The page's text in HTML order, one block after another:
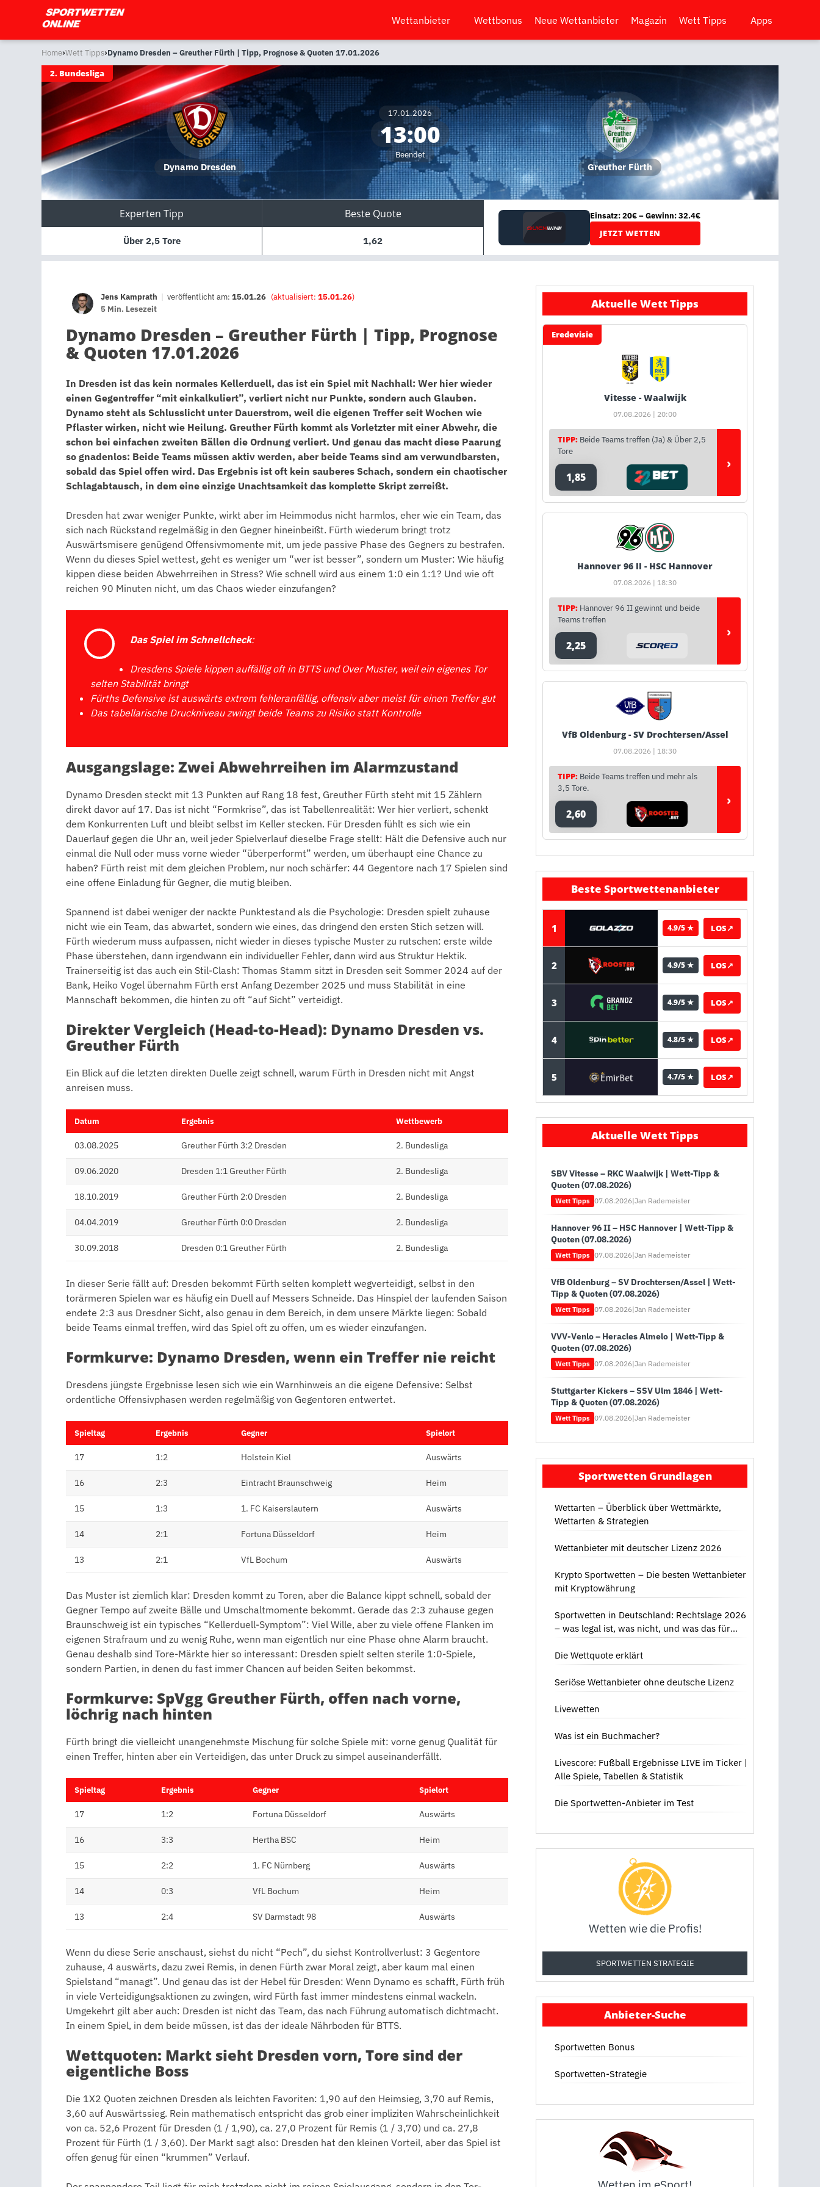
Wettanbieter Wettbonus Neue Wettanbieter Magazin Wett Tipps Apps
Home›Wett Tipps›Dynamo Dresden – Greuther Fürth | Tipp, Prognose & Quoten 17.01.2026
2. Bundesliga
Dynamo Dresden
17.01.2026
13:00
Beendet
Greuther Fürth
Experten Tipp Beste Quote
Über 2,5 Tore 1,62
Einsatz: 20€ – Gewinn: 32.4€
JETZT WETTEN
Jens Kamprath | veröffentlicht am: 15.01.26 (aktualisiert: 15.01.26)
5 Min. Lesezeit
Dynamo Dresden – Greuther Fürth | Tipp, Prognose
& Quoten 17.01.2026
In Dresden ist das kein normales Kellerduell, das ist ein Spiel mit Nachhall: Wer hier wieder
einen Gegentreffer “mit einkalkuliert”, verliert nicht nur Punkte, sondern auch Glauben.
Dynamo steht als Schlusslicht unter Dauerstrom, weil die eigenen Treffer seit Wochen wie
Pflaster wirken, nicht wie Heilung. Greuther Fürth kommt als Vorletzter mit einer Abwehr, die
schon bei einfachen zweiten Bällen die Ordnung verliert. Und genau das macht diese Paarung
so gnadenlos: Beide Teams müssen aktiv werden, aber beide Teams sind am verwundbarsten,
sobald das Spiel offen wird. Das Ergebnis ist oft kein sauberes Schach, sondern ein chaotischer
Schlagabtausch, in dem eine einzige Unachtsamkeit das komplette Skript zerreißt.
Dresden hat zwar weniger Punkte, wirkt aber im Heimmodus nicht harmlos, eher wie ein Team, das
sich nach Rückstand regelmäßig in den Gegner hineinbeißt. Fürth wiederum bringt trotz
Auswärtsmisere genügend Offensivmomente mit, um jede passive Phase des Gegners zu bestrafen.
Wenn du dieses Spiel wettest, geht es weniger um “wer ist besser”, sondern um Muster: Wie häufig
kippen diese beiden Abwehrreihen in Stress? Wie schnell wird aus einem 1:0 ein 1:1? Und wie oft
reichen 90 Minuten nicht, um das Chaos wieder einzufangen?
Das Spiel im Schnellcheck:
Dresdens Spiele kippen auffällig oft in BTTS und Over Muster, weil ein eigenes Tor
selten Stabilität bringt
Fürths Defensive ist auswärts extrem fehleranfällig, offensiv aber meist für einen Treffer gut
Das tabellarische Druckniveau zwingt beide Teams zu Risiko statt Kontrolle
Ausgangslage: Zwei Abwehrreihen im Alarmzustand
Dynamo Dresden steckt mit 13 Punkten auf Rang 18 fest, Greuther Fürth steht mit 15 Zählern
direkt davor auf 17. Das ist nicht “Formkrise”, das ist Tabellenrealität: Wer hier verliert, schenkt
dem Konkurrenten Luft und bleibt selbst im Keller stecken. Für Dresden fühlt es sich wie ein
Dauerlauf gegen die Uhr an, weil jeder Spielverlauf dieselbe Frage stellt: Hält die Defensive auch nur
einmal die Null oder muss vorne wieder “überperformt” werden, um überhaupt eine Chance zu
haben? Fürth reist mit dem gleichen Problem, nur noch schärfer: 44 Gegentore nach 17 Spielen sind
eine offene Einladung für Gegner, die mutig bleiben.
Spannend ist dabei weniger der nackte Punktestand als die Psychologie: Dresden spielt zuhause
nicht wie ein Team, das abwartet, sondern wie eines, das dringend den ersten Stich setzen will.
Fürth wiederum muss aufpassen, nicht wieder in dieses typische Muster zu rutschen: erste wilde
Phase überstehen, dann irgendwann ein individueller Fehler, dann wird aus Struktur Hektik.
Trainerseitig ist das auch ein Stil-Clash: Thomas Stamm sitzt in Dresden seit Sommer 2024 auf der
Bank, Heiko Vogel übernahm Fürth erst Anfang Dezember 2025 und muss Stabilität in eine
Mannschaft bekommen, die hinten zu oft “auf Sicht” verteidigt.
Direkter Vergleich (Head-to-Head): Dynamo Dresden vs.
Greuther Fürth
Ein Blick auf die letzten direkten Duelle zeigt schnell, warum Fürth in Dresden nicht mit Angst
anreisen muss.
Datum Ergebnis Wettbewerb
03.08.2025 Greuther Fürth 3:2 Dresden 2. Bundesliga
09.06.2020 Dresden 1:1 Greuther Fürth 2. Bundesliga
18.10.2019 Greuther Fürth 2:0 Dresden 2. Bundesliga
04.04.2019 Greuther Fürth 0:0 Dresden 2. Bundesliga
30.09.2018 Dresden 0:1 Greuther Fürth 2. Bundesliga
In dieser Serie fällt auf: Dresden bekommt Fürth selten komplett wegverteidigt, selbst in den
torärmeren Spielen war es häufig ein Duell auf Messers Schneide. Das Hinspiel der laufenden Saison
endete 2:3 aus Dresdner Sicht, also genau in dem Bereich, in dem unsere Märkte liegen: Sobald
beide Teams einmal treffen, wird das Spiel oft zu offen, um es wieder einzufangen.
Formkurve: Dynamo Dresden, wenn ein Treffer nie reicht
Dresdens jüngste Ergebnisse lesen sich wie ein Warnhinweis an die eigene Defensive: Selbst
ordentliche Offensivphasen werden regelmäßig von Gegentoren entwertet.
Spieltag Ergebnis Gegner Spielort
17 1:2 Holstein Kiel Auswärts
16 2:3 Eintracht Braunschweig Heim
15 1:3 1. FC Kaiserslautern Auswärts
14 2:1 Fortuna Düsseldorf Heim
13 2:1 VfL Bochum Auswärts
Das Muster ist ziemlich klar: Dresden kommt zu Toren, aber die Balance kippt schnell, sobald der
Gegner Tempo auf zweite Bälle und Umschaltmomente bekommt. Gerade das 2:3 zuhause gegen
Braunschweig ist ein typisches “Kellerduell-Symptom”: Viel Wille, aber zu viele offene Flanken im
eigenen Strafraum und zu wenig Ruhe, wenn man eigentlich nur eine Phase ohne Alarm braucht.
Genau deshalb sind Tore-Märkte hier so interessant: Dresden spielt selten sterile 1:0-Spiele,
sondern Partien, in denen du fast immer Chancen auf beiden Seiten bekommst.
Formkurve: SpVgg Greuther Fürth, offen nach vorne,
löchrig nach hinten
Fürth bringt die vielleicht unangenehmste Mischung für solche Spiele mit: vorne genug Qualität für
einen Treffer, hinten aber ein Verteidigen, das unter Druck zu simpel auseinanderfällt.
Spieltag Ergebnis Gegner Spielort
17 1:2 Fortuna Düsseldorf Auswärts
16 3:3 Hertha BSC Heim
15 2:2 1. FC Nürnberg Auswärts
14 0:3 VfL Bochum Heim
13 2:4 SV Darmstadt 98 Auswärts
Wenn du diese Serie anschaust, siehst du nicht “Pech”, du siehst Kontrollverlust: 3 Gegentore
zuhause, 4 auswärts, dazu zwei Remis, in denen Fürth zwar Moral zeigt, aber kaum mal einen
Spielstand “managt”. Und genau das ist der Hebel für Dresden: Wenn Dynamo es schafft, Fürth früh
in viele Verteidigungsaktionen zu zwingen, wird Fürth fast immer mindestens einmal wackeln.
Umgekehrt gilt aber auch: Dresden ist nicht das Team, das nach Führung automatisch dichtmacht.
In einem Spiel, in dem beide müssen, ist das der ideale Nährboden für BTTS.
Wettquoten: Markt sieht Dresden vorn, Tore sind der
eigentliche Boss
Die 1X2 Quoten zeichnen Dresden als leichten Favoriten: 1,90 auf den Heimsieg, 3,70 auf Remis,
3,60 auf Auswärtssieg. Rein mathematisch entspricht das grob einer impliziten Wahrscheinlichkeit
von ca. 52,6 Prozent für Dresden (1 / 1,90), ca. 27,0 Prozent für Remis (1 / 3,70) und ca. 27,8
Prozent für Fürth (1 / 3,60). Der Markt sagt also: Dresden hat den kleinen Vorteil, aber das Spiel ist
offen genug für einen “krummen” Verlauf.
Aktuelle Wett Tipps
Eredevisie
Vitesse - Waalwijk
07.08.2026 | 20:00
TIPP: Beide Teams treffen (Ja) & Über 2,5
Tore
1,85
›
Hannover 96 II - HSC Hannover
07.08.2026 | 18:30
TIPP: Hannover 96 II gewinnt und beide
Teams treffen
2,25
›
VfB Oldenburg - SV Drochtersen/Assel
07.08.2026 | 18:30
TIPP: Beide Teams treffen und mehr als
3,5 Tore.
2,60
›
Beste Sportwettenanbieter
1 4.9/5 ★ LOS↗
2 4.9/5 ★ LOS↗
3 4.9/5 ★ LOS↗
4 4.8/5 ★ LOS↗
5 4.7/5 ★ LOS↗
Aktuelle Wett Tipps
SBV Vitesse – RKC Waalwijk | Wett-Tipp &
Quoten (07.08.2026)
Wett Tipps 07.08.2026|Jan Rademeister
Hannover 96 II – HSC Hannover | Wett-Tipp &
Quoten (07.08.2026)
Wett Tipps 07.08.2026|Jan Rademeister
VfB Oldenburg – SV Drochtersen/Assel | Wett-
Tipp & Quoten (07.08.2026)
Wett Tipps 07.08.2026|Jan Rademeister
VVV-Venlo – Heracles Almelo | Wett-Tipp &
Quoten (07.08.2026)
Wett Tipps 07.08.2026|Jan Rademeister
Stuttgarter Kickers – SSV Ulm 1846 | Wett-
Tipp & Quoten (07.08.2026)
Wett Tipps 07.08.2026|Jan Rademeister
Sportwetten Grundlagen
Wettarten – Überblick über Wettmärkte,
Wettarten & Strategien
Wettanbieter mit deutscher Lizenz 2026
Krypto Sportwetten – Die besten Wettanbieter
mit Kryptowährung
Sportwetten in Deutschland: Rechtslage 2026
– was legal ist, was nicht, und was das für
Die Wettquote erklärt
Seriöse Wettanbieter ohne deutsche Lizenz
Livewetten
Was ist ein Buchmacher?
Livescore: Fußball Ergebnisse LIVE im Ticker |
Alle Spiele, Tabellen & Statistik
Die Sportwetten-Anbieter im Test
Wetten wie die Profis!
SPORTWETTEN STRATEGIE
Anbieter-Suche
Sportwetten Bonus
Sportwetten-Strategie